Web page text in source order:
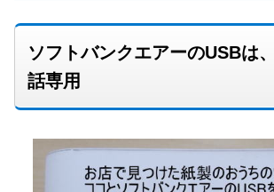
ソフトバンクエアーのUSBは
話専用